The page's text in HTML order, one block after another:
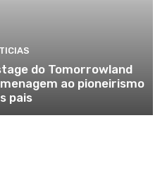
do Tomorrowland
ao pioneirismo
pais